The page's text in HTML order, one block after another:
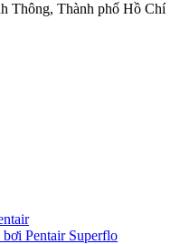
Thông, Thành phố Hồ Chí
Pentair Superflo